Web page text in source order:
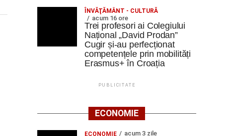
ÎNVĂŢĂMÂNT - CULTURĂ
acum 16 ore
Trei profesori ai Colegiului
Național „David Prodan”
Cugir și-au perfecționat
competențele prin mobilități
Erasmus+ în Croația
PUBLICITATE
ECONOMIE
ECONOMIE acum 3 zile